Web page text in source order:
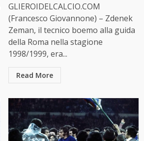
GLIEROIDELCALCIO.COM
(Francesco Giovannone) – Zdenek
Zeman, il tecnico boemo alla guida
della Roma nella stagione
1998/1999, era...
Read More